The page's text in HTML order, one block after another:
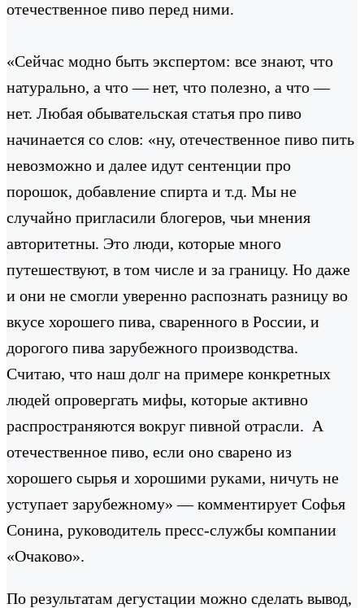
отечественное пиво перед ними.
«Сейчас модно быть экспертом: все знают, что
натурально, а что — нет, что полезно, а что —
нет. Любая обывательская статья про пиво
начинается со слов: «ну, отечественное пиво пить
невозможно и далее идут сентенции про
порошок, добавление спирта и т.д. Мы не
случайно пригласили блогеров, чьи мнения
авторитетны. Это люди, которые много
путешествуют, в том числе и за границу. Но даже
и они не смогли уверенно распознать разницу во
вкусе хорошего пива, сваренного в России, и
дорогого пива зарубежного производства.
Считаю, что наш долг на примере конкретных
людей опровергать мифы, которые активно
распространяются вокруг пивной отрасли. А
отечественное пиво, если оно сварено из
хорошего сырья и хорошими руками, ничуть не
уступает зарубежному» — комментирует Софья
Сонина, руководитель пресс-службы компании
«Очаково».
По результатам дегустации можно сделать вывод,